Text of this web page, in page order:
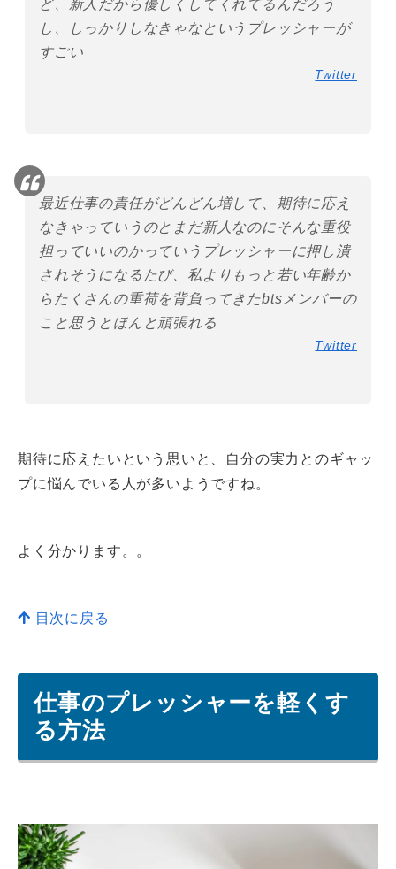
ど、新人だから優しくしてくれてるんだろう
し、しっかりしなきゃなというプレッシャーが
すごい
Twitter
最近仕事の責任がどんどん増して、期待に応え
なきゃっていうのとまだ新人なのにそんな重役
担っていいのかっていうプレッシャーに押し潰
されそうになるたび、私よりもっと若い年齢か
らたくさんの重荷を背負ってきたbtsメンバーの
こと思うとほんと頑張れる
Twitter
期待に応えたいという思いと、自分の実力とのギャッ
プに悩んでいる人が多いようですね。
よく分かります。。
目次に戻る
仕事のプレッシャーを軽くす
る方法